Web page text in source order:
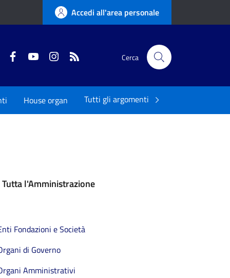
Accedi all'area personale
Twitter FacebookYouTubeInstagram Cerca
House organ Tutti gli argomenti
Tutta l'Amministrazione
Fondazioni e Società
di Governo
Amministrativi